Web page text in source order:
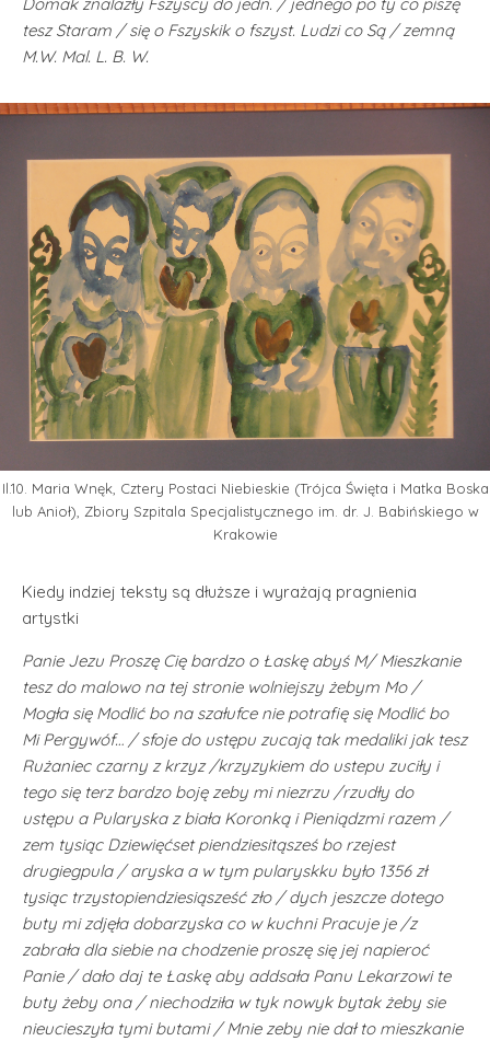
tesz Staram / się o Fszyskik o fszyst. Ludzi co Są / zemną
M.W. Mal. L. B. W.
Il.10. Maria Wnęk, Cztery Postaci Niebieskie (Trójca Święta i Matka Boska
lub Anioł), Zbiory Szpitala Specjalistycznego im. dr. J. Babińskiego w
Krakowie
Kiedy indziej teksty są dłuższe i wyrażają pragnienia
artystki
Panie Jezu Proszę Cię bardzo o Łaskę abyś M/ Mieszkanie
tesz do malowo na tej stronie wolniejszy żebym Mo /
Mogła się Modlić bo na szałufce nie potrafię się Modlić bo
Mi Pergywóf… / sfoje do ustępu zucają tak medaliki jak tesz
Rużaniec czarny z krzyz /krzyzykiem do ustepu zuciły i
tego się terz bardzo boję zeby mi niezrzu /rzudły do
ustępu a Pularyska z biała Koronką i Pieniądzmi razem /
zem tysiąc Dziewięćset piendziesitąsześ bo rzejest
drugiegpula / aryska a w tym pularyskku było 1356 zł
tysiąc trzystopiendziesiąsześć zło / dych jeszcze dotego
buty mi zdjęła dobarzyska co w kuchni Pracuje je /z
zabrała dla siebie na chodzenie proszę się jej napieroć
Panie / dało daj te Łaskę aby addsała Panu Lekarzowi te
buty żeby ona / niechodziła w tyk nowyk bytak żeby sie
nieucieszyła tymi butami / Mnie zeby nie dał to mieszkanie